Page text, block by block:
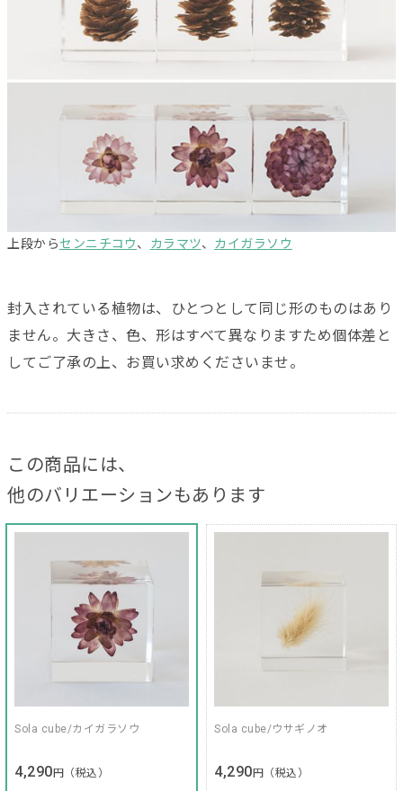
上段からセンニチコウ、 カラマツ、 カイガラソウ
封入されている植物は、ひとつとして同じ形のものはあり
ません。大きさ、色、形はすべて異なりますため個体差と
してご了承の上、お買い求めくださいませ。
この商品には、
他のバリエーションもあります
Sola cube/カイガラソウ
4,290 円（税込）
Sola cube/ウサギノオ
4,290 円（税込）